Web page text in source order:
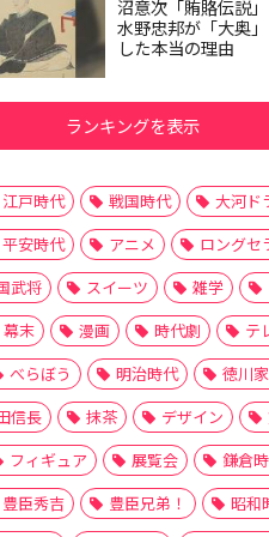
沼意次「賄賂伝説」
水野忠邦が「大奥
した本当の理由
ランキングを表示
江戸時代 戦国時代
大河ド
平安時代
アニメ
ロングセ
武将
スイーツ 雑学
幕末
漫画 時代劇
テ
べらぼう
明治時代
徳川
信長
抹茶 デザイン
フィギュア
展覧会
鎌倉
豊臣秀吉
豊臣兄弟！
昭和